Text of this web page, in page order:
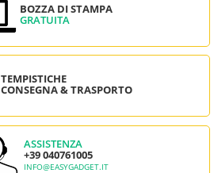
BOZZA DI STAMPA
GRATUITA
TEMPISTICHE
CONSEGNA & TRASPORTO
ASSISTENZA
+39 040761005
INFO@EASYGADGET.IT